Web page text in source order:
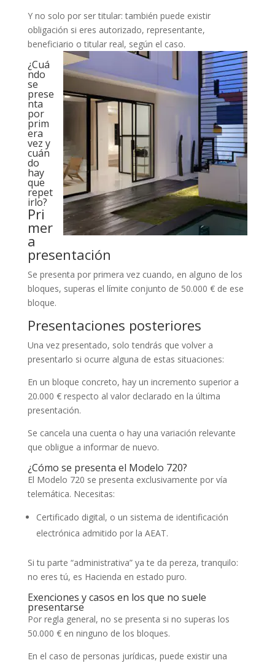
Y no solo por ser titular: también puede existir
obligación si eres autorizado, representante,
beneficiario o titular real, según el caso.
¿Cuá
ndo
se
prese
nta
por
prim
era
vez y
cuán
do
hay
que
repet
irlo?
Pri
mer
a
presentación
Se presenta por primera vez cuando, en alguno de los
bloques, superas el límite conjunto de 50.000 € de ese
bloque.
Presentaciones posteriores
Una vez presentado, solo tendrás que volver a
presentarlo si ocurre alguna de estas situaciones:
En un bloque concreto, hay un incremento superior a
20.000 € respecto al valor declarado en la última
presentación.
Se cancela una cuenta o hay una variación relevante
que obligue a informar de nuevo.
¿Cómo se presenta el Modelo 720?
El Modelo 720 se presenta exclusivamente por vía
telemática. Necesitas:
Certificado digital, o un sistema de identificación
electrónica admitido por la AEAT.
Si tu parte “administrativa” ya te da pereza, tranquilo:
no eres tú, es Hacienda en estado puro.
Exenciones y casos en los que no suele
presentarse
Por regla general, no se presenta si no superas los
50.000 € en ninguno de los bloques.
En el caso de personas jurídicas, puede existir una